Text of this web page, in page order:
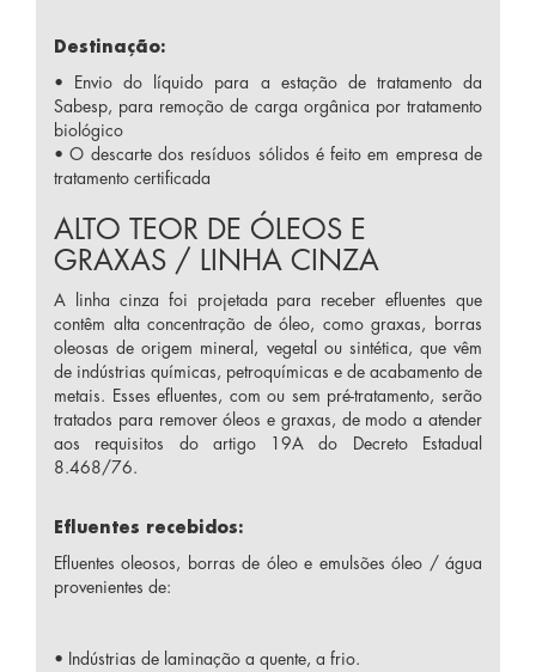
Destinação:
• Envio do líquido para a estação de tratamento da
Sabesp, para remoção de carga orgânica por tratamento
biológico
• O descarte dos resíduos sólidos é feito em empresa de
tratamento certificada
ALTO TEOR DE ÓLEOS E
GRAXAS / LINHA CINZA
A linha cinza foi projetada para receber efluentes que
contêm alta concentração de óleo, como graxas, borras
oleosas de origem mineral, vegetal ou sintética, que vêm
de indústrias químicas, petroquímicas e de acabamento de
metais. Esses efluentes, com ou sem pré-tratamento, serão
tratados para remover óleos e graxas, de modo a atender
aos requisitos do artigo 19A do Decreto Estadual
8.468/76.
Efluentes recebidos:
Efluentes oleosos, borras de óleo e emulsões óleo / água
provenientes de:
• Indústrias de laminação a quente, a frio.